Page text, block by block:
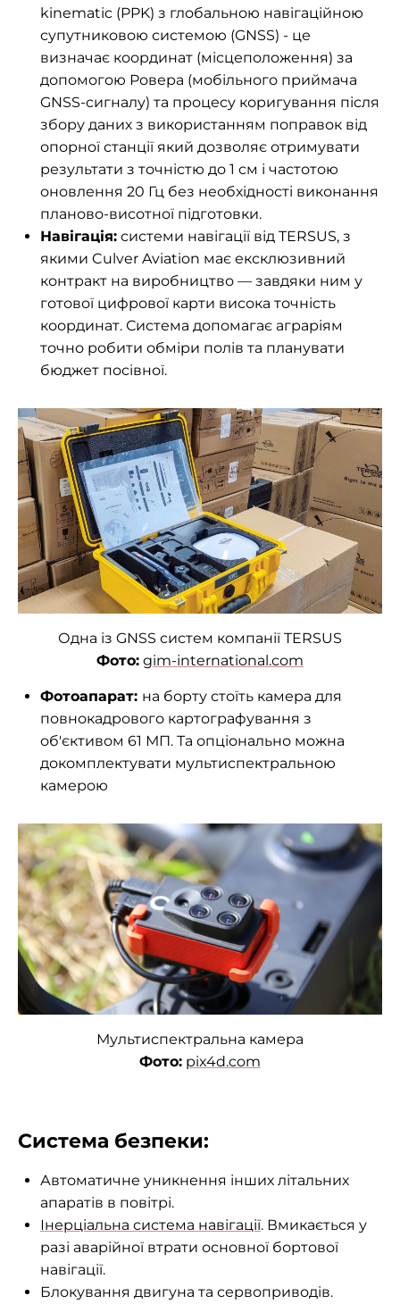
kinematic (PPK) з глобальною навігаційною
супутниковою системою (GNSS) - це
визначає координат (місцеположення) за
допомогою Ровера (мобільного приймача
GNSS-сигналу) та процесу коригування після
збору даних з використанням поправок від
опорної станції який дозволяє отримувати
результати з точністю до 1 см і частотою
оновлення 20 Гц без необхідності виконання
планово-висотної підготовки.
Навігація: системи навігації від TERSUS, з
якими Culver Aviation має ексклюзивний
контракт на виробництво — завдяки ним у
готової цифрової карти висока точність
координат. Система допомагає аграріям
точно робити обміри полів та планувати
бюджет посівної.
Одна із GNSS систем компанії TERSUS
Фото: gim-international.com
Фотоапарат: на борту стоїть камера для
повнокадрового картографування з
об'єктивом 61 МП. Та опціонально можна
докомплектувати мультиспектральною
камерою
Мультиспектральна камера
Фото: pix4d.com
Система безпеки:
Автоматичне уникнення інших літальних
апаратів в повітрі.
Інерціальна система навігації. Вмикається у
разі аварійної втрати основної бортової
навігації.
Блокування двигуна та сервоприводів.